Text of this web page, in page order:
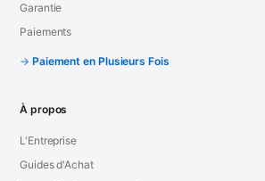
Garantie
Paiements
Paiement en Plusieurs Fois
À propos
L'Entreprise
Guides d'Achat